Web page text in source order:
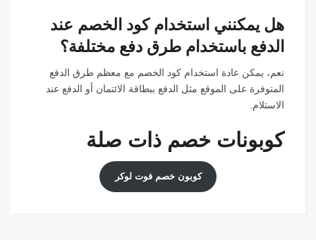
هل يمكنني استخدام كود الخصم عند
الدفع باستخدام طرق دفع مختلفة؟
نعم، يمكن عادة استخدام كود الخصم مع معظم طرق الدفع
المتوفرة على الموقع مثل الدفع ببطاقة الائتمان أو الدفع عند
الاستلام.
كوبونات خصم ذات صلة
كوبون خصم فوت لوكر